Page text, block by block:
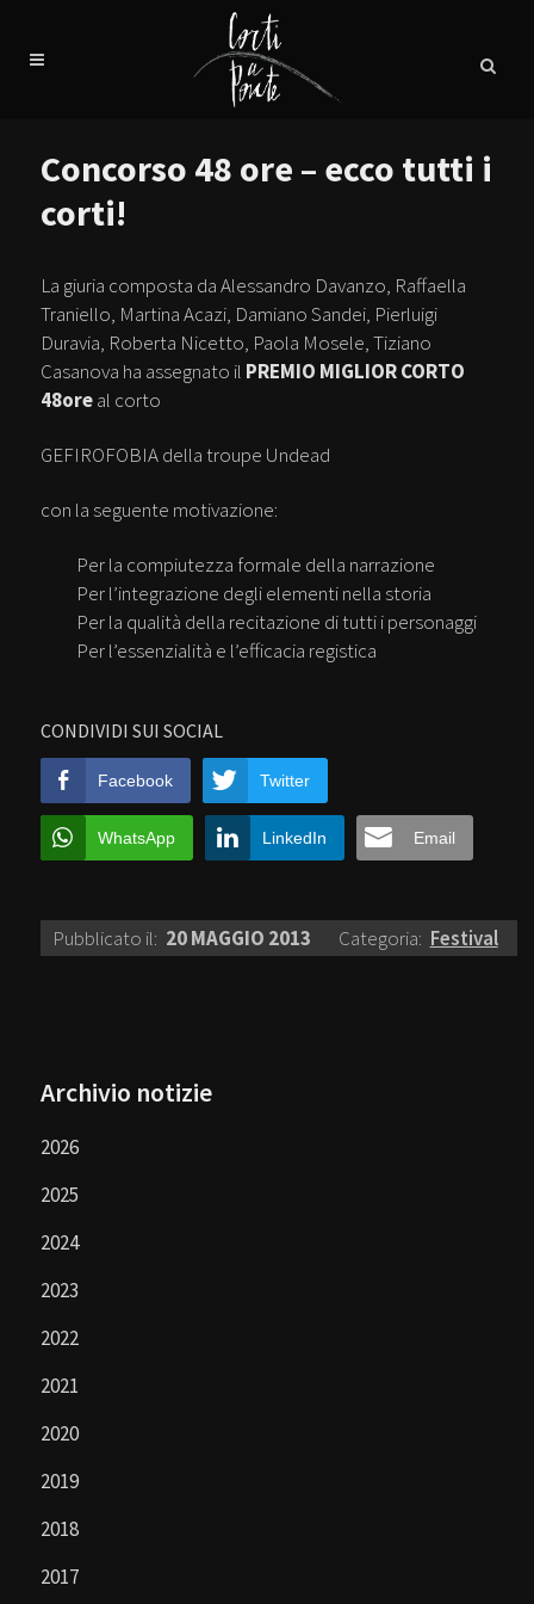
Concorso 48 ore – ecco tutti i
corti!
La giuria composta da Alessandro Davanzo, Raffaella
Traniello, Martina Acazi, Damiano Sandei, Pierluigi
Duravia, Roberta Nicetto, Paola Mosele, Tiziano
Casanova ha assegnato il PREMIO MIGLIOR CORTO
48oreal corto
GEFIROFOBIA della troupe Undead
con la seguente motivazione:
Per la compiutezza formale della narrazione
Per l’integrazione degli elementi nella storia
Per la qualità della recitazione di tutti i personaggi
Per l’essenzialità e l’efficacia registica
CONDIVIDI SUI SOCIAL
Facebook Twitter
WhatsApp LinkedIn Email
Pubblicato il: 20 MAGGIO 2013 Categoria: Festival
Archivio notizie
2026
2025
2024
2023
2022
2021
2020
2019
2018
2017